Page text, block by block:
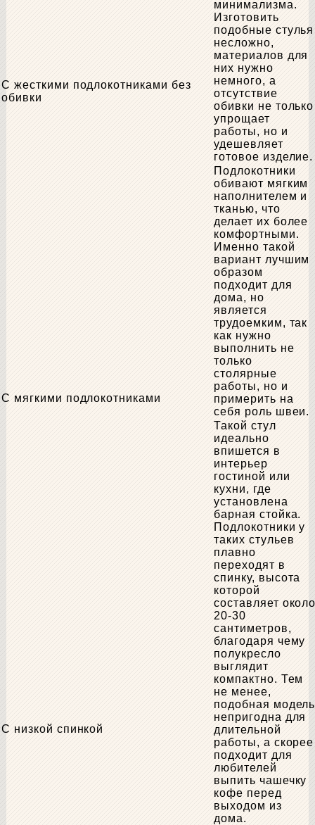
С жесткими подлокотниками без
обивки
минимализма.
Изготовить
подобные стулья
несложно,
материалов для
них нужно
немного, а
отсутствие
обивки не только
упрощает
работы, но и
удешевляет
готовое изделие.
С мягкими подлокотниками
Подлокотники
обивают мягким
наполнителем и
тканью, что
делает их более
комфортными.
Именно такой
вариант лучшим
образом
подходит для
дома, но
является
трудоемким, так
как нужно
выполнить не
только
столярные
работы, но и
примерить на
себя роль швеи.
С низкой спинкой
Такой стул
идеально
впишется в
интерьер
гостиной или
кухни, где
установлена
барная стойка.
Подлокотники у
таких стульев
плавно
переходят в
спинку, высота
которой
составляет
20-30
сантиметров,
благодаря чему
полукресло
выглядит
компактно. Тем
не менее,
подобная модель
непригодна для
длительной
работы, а скорее
подходит для
любителей
выпить чашечку
кофе перед
выходом из
дома.